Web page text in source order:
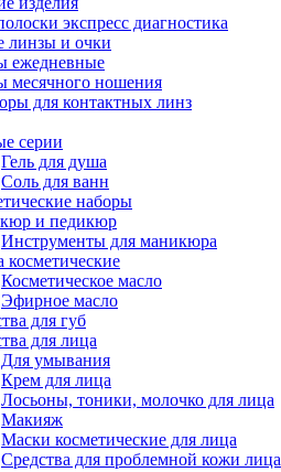
экспресс диагностика
линзы и очки
ежедневные
месячного ношения
для контактных линз
серии
Гель для душа
Соль для ванн
наборы
и педикюр
Инструменты для маникюра
косметические
Косметическое масло
Эфирное масло
для губ
для лица
Для умывания
Крем для лица
Лосьоны, тоники, молочко для лица
Макияж
Маски косметические для лица
Средства для проблемной кожи лица